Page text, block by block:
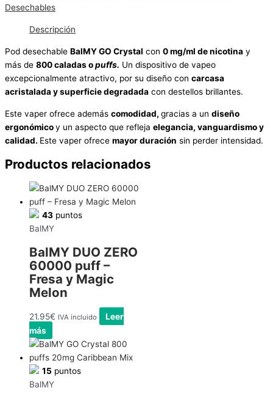
Desechables
Descripción
Pod desechable BalMY GO Crystal con 0 mg/ml de nicotina y
más de 800 caladas opuffs. Un dispositivo de vapeo
excepcionalmente atractivo, por su diseño con carcasa
acristalada y superficie degradada con destellos brillantes.
Este vaper ofrece además comodidad, gracias a un diseño
ergonómicoy un aspecto que refleja elegancia, vanguardismo y
calidad. Este vaper ofrece mayor duración sin perder intensidad.
Productos relacionados
43 puntos
BalMY
BalMY DUO ZERO
60000 puff –
Fresa y Magic
Melon
21.95€ IVA incluido
Leer
más
15 puntos
BalMY